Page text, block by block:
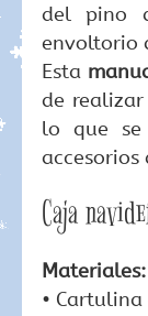
del pino
envoltorio
Esta
de
lo que se
accesorios
Caja
Materiales:
•